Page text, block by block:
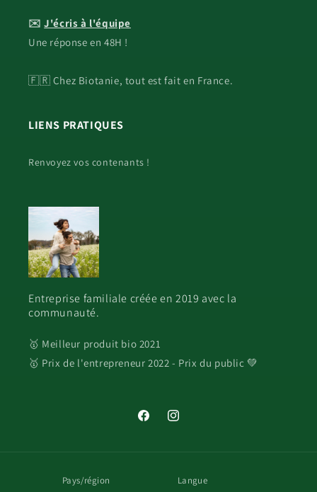
✉️J'écris à l'équipe
Une réponse en 48H !
🇫🇷 Chez Biotanie, tout est fait en France.
LIENS PRATIQUES
Renvoyez vos contenants !
Entreprise familiale créée en 2019 avec la
communauté.
🥇 Meilleur produit bio 2021
🥇 Prix de l'entrepreneur 2022 - Prix du public 💚
FacebookInstagram
Pays/région Langue